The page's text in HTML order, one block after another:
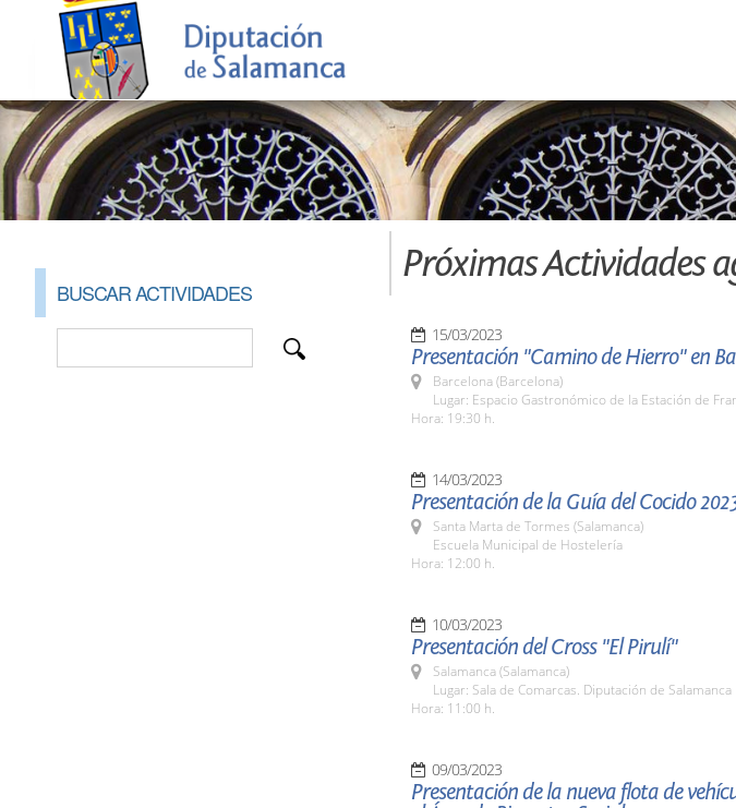
BUSCAR ACTIVIDADES
Próximas Actividades
15/03/2023
Presentación "Camino de Hierro" en
Barcelona (Barcelona)
Lugar: Espacio Gastronómico de la Estación de
Hora: 19:30 h.
14/03/2023
Presentación de la Guía del Cocido
Santa Marta de Tormes (Salamanca)
Escuela Municipal de Hostelería
Hora: 12:00 h.
10/03/2023
Presentación del Cross "El Pirulí"
Salamanca (Salamanca)
Lugar: Sala de Comarcas. Diputación de Salamanca
Hora: 11:00 h.
09/03/2023
Presentación de la nueva flota de